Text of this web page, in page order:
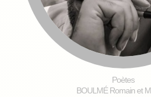
Poètes
BOULMÉ Romain et